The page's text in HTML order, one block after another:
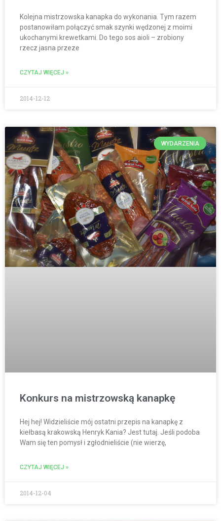
Kolejna mistrzowska kanapka do wykonania. Tym razem
postanowiłam połączyć smak szynki wędzonej z moimi
ukochanymi krewetkami. Do tego sos aioli – zrobiony
rzecz jasna przeze
CZYTAJ WIĘCEJ »
2014-12-12
WYDARZENIA
Konkurs na mistrzowską kanapkę
Hej hej! Widzieliście mój ostatni przepis na kanapkę z
kiełbasą krakowską Henryk Kania? Jest tutaj. Jeśli podoba
Wam się ten pomysł i zgłodnieliście (nie wierzę,
CZYTAJ WIĘCEJ »
2014-12-04